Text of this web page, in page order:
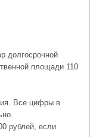
долгосрочной
площади 110
Все цифры в
рублей, если